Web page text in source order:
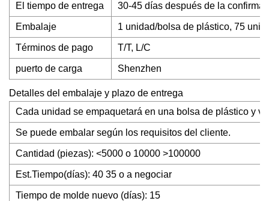
El tiempo de entrega 30-45 días después de la
Embalaje 1 unidad/bolsa de plástico, 75
Términos de pago T/T, L/C
puerto de carga Shenzhen
Detalles del embalaje y plazo de entrega
Cada unidad se empaquetará en una bolsa de plástico y
Se puede embalar según los requisitos del cliente.
Cantidad (piezas): <5000 o 10000 >100000
Est.Tiempo(días): 40 35 o a negociar
Tiempo de molde nuevo (días): 15